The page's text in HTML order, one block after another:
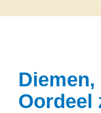
Oordeel